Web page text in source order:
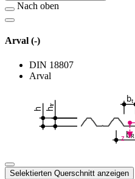
Nach oben
Arval (-)
DIN 18807
Arval
bt
bR
h h
tr
z
Selektierten Querschnitt anzeigen